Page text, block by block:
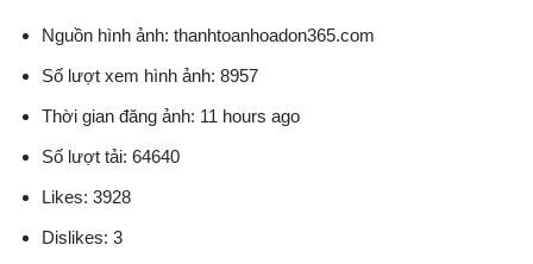
Nguồn hình ảnh: thanhtoanhoadon365.com
Số lượt xem hình ảnh: 8957
Thời gian đăng ảnh: 11 hours ago
Số lượt tải: 64640
Likes: 3928
Dislikes: 3